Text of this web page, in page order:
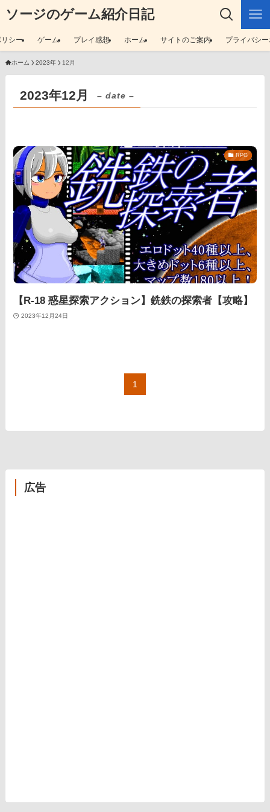
ソージのゲーム紹介日記
シー ゲーム プレイ感想 ホーム サイトのご案内 プライバシ
ホーム 2023年 12月
2023年12月 – date –
RPG
【R-18 惑星探索アクション】銑鉄の探索者【攻略】
2023年12月24日
1
広告